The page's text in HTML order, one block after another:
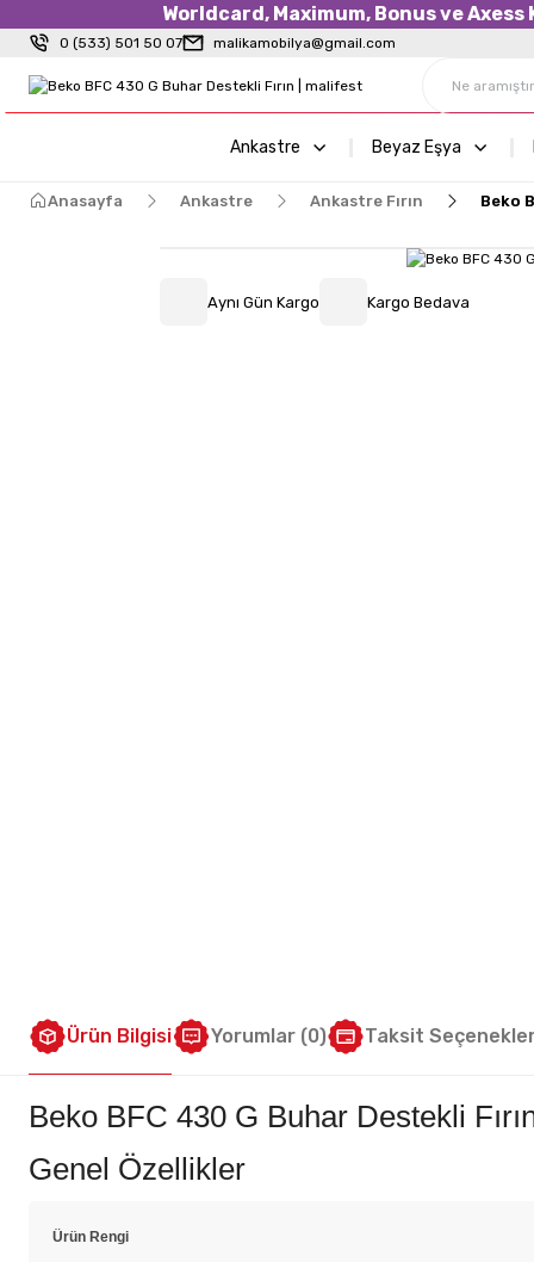
Worldcard, Maximum, Bonus ve
0 (533) 501 50 07 malikamobilya@gmail.com
Ankastre Beyaz Eşya
Anasayfa Ankastre Ankastre Fırın Beko
Aynı Gün Kargo Kargo Bedava
Ürün Bilgisi Yorumlar (0) Taksit
Beko BFC 430 G Buhar Destekli
Genel Özellikler
Ürün Rengi